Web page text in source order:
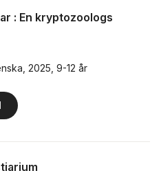
: En kryptozoologs
2025, 9-12 år